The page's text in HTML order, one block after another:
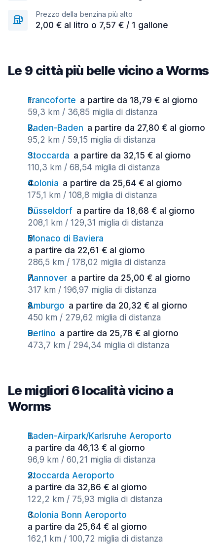
Prezzo della benzina più alto
2,00 € al litro o 7,57 € / 1 gallone
Le 9 città più belle vicino a Worms
Francoforte a partire da 18,79 € al giorno
59,3 km / 36,85 miglia di distanza
Baden-Baden a partire da 27,80 € al giorno
95,2 km / 59,15 miglia di distanza
Stoccarda a partire da 32,15 € al giorno
110,3 km / 68,54 miglia di distanza
Colonia a partire da 25,64 € al giorno
175,1 km / 108,8 miglia di distanza
Düsseldorf a partire da 18,68 € al giorno
208,1 km / 129,31 miglia di distanza
Monaco di Baviera
a partire da 22,61 € al giorno
286,5 km / 178,02 miglia di distanza
Hannover a partire da 25,00 € al giorno
317 km / 196,97 miglia di distanza
Amburgo a partire da 20,32 € al giorno
450 km / 279,62 miglia di distanza
Berlino a partire da 25,78 € al giorno
473,7 km / 294,34 miglia di distanza
Le migliori 6 località vicino a
Worms
Baden-Airpark/Karlsruhe Aeroporto
a partire da 46,13 € al giorno
96,9 km / 60,21 miglia di distanza
Stoccarda Aeroporto
a partire da 32,86 € al giorno
122,2 km / 75,93 miglia di distanza
Colonia Bonn Aeroporto
a partire da 25,64 € al giorno
162,1 km / 100,72 miglia di distanza